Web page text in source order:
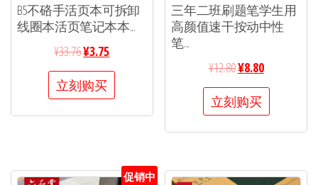
B5不硌手活页本可拆卸
线圈本活页笔记本本...
¥33.76¥3.75
立刻购买
三年二班刷题笔学生用
高颜值速干按动中性
笔...
¥12.80¥8.80
立刻购买
促销中